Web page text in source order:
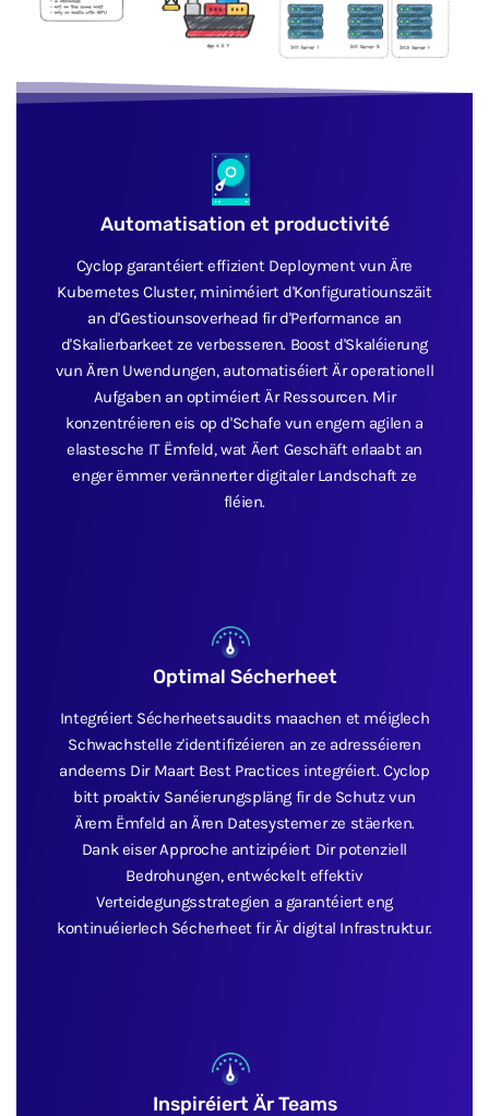
Automatisation et productivité
Cyclop garantéiert effizient Deployment vun Äre
Kubernetes Cluster, miniméiert d'Konfiguratiounszäit
an d'Gestiounsoverhead fir d'Performance an
d'Skalierbarkeet ze verbesseren. Boost d'Skaléierung
vun Ären Uwendungen, automatiséiert Är operationell
Aufgaben an optiméiert Är Ressourcen. Mir
konzentréieren eis op d'Schafe vun engem agilen a
elastesche IT Ëmfeld, wat Äert Geschäft erlaabt an
enger ëmmer verännerter digitaler Landschaft ze
fléien.
Optimal Sécherheet
Integréiert Sécherheetsaudits maachen et méiglech
Schwachstelle z'identifizéieren an ze adresséieren
andeems Dir Maart Best Practices integréiert. Cyclop
bitt proaktiv Sanéierungspläng fir de Schutz vun
Ärem Ëmfeld an Ären Datesystemer ze stäerken.
Dank eiser Approche antizipéiert Dir potenziell
Bedrohungen, entwéckelt effektiv
Verteidegungsstrategien a garantéiert eng
kontinuéierlech Sécherheet fir Är digital Infrastruktur.
Inspiréiert Är Teams